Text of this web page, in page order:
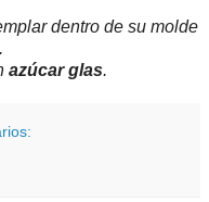
dentro de su molde
azúcar glas.